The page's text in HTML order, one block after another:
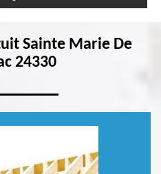
Sainte Marie De
24330